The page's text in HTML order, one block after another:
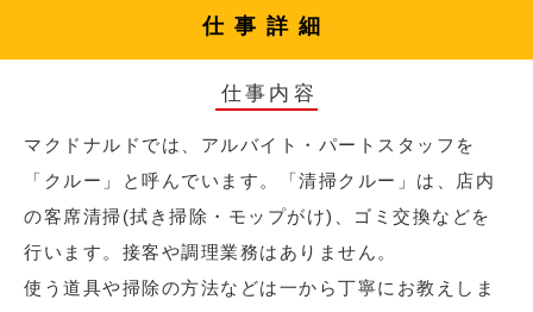
仕事詳細
仕事内容
マクドナルドでは、アルバイト・パートスタッフを
「クルー」と呼んでいます。「清掃クルー」は、店内
の客席清掃(拭き掃除・モップがけ)、ゴミ交換などを
行います。接客や調理業務はありません。
使う道具や掃除の方法などは一から丁寧にお教えしま